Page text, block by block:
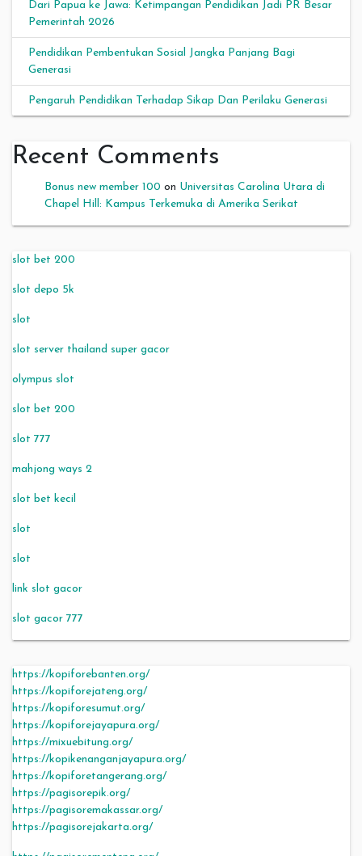
Dari Papua ke Jawa: Ketimpangan Pendidikan Jadi PR Besar
Pemerintah 2026
Pendidikan Pembentukan Sosial Jangka Panjang Bagi
Generasi
Pengaruh Pendidikan Terhadap Sikap Dan Perilaku Generasi
Recent Comments
Bonus new member 100 on Universitas Carolina Utara di
Chapel Hill: Kampus Terkemuka di Amerika Serikat
slot bet 200
slot depo 5k
slot
slot server thailand super gacor
olympus slot
slot bet 200
slot 777
mahjong ways 2
slot bet kecil
slot
slot
link slot gacor
slot gacor 777
https://kopiforebanten.org/
https://kopiforejateng.org/
https://kopiforesumut.org/
https://kopiforejayapura.org/
https://mixuebitung.org/
https://kopikenanganjayapura.org/
https://kopiforetangerang.org/
https://pagisorepik.org/
https://pagisoremakassar.org/
https://pagisorejakarta.org/